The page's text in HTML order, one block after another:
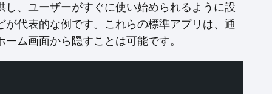
、ユーザーがすぐに使い始められるように設
が代表的な例です。これらの標準アプリは、通
ム画面から隠すことは可能です。